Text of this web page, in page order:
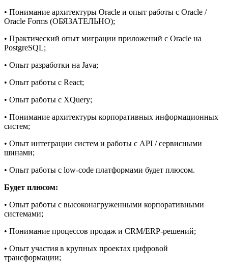
• Понимание архитектуры Oracle и опыт работы с Oracle /
Oracle Forms (ОБЯЗАТЕЛЬНО);
• Практический опыт миграции приложений с Oracle на
PostgreSQL;
• Опыт разработки на Java;
• Опыт работы с React;
• Опыт работы с XQuery;
• Понимание архитектуры корпоративных информационных
систем;
• Опыт интеграции систем и работы с API / сервисными
шинами;
• Опыт работы с low-code платформами будет плюсом.
Будет плюсом:
• Опыт работы с высоконагруженными корпоративными
системами;
• Понимание процессов продаж и CRM/ERP-решений;
• Опыт участия в крупных проектах цифровой
трансформации;